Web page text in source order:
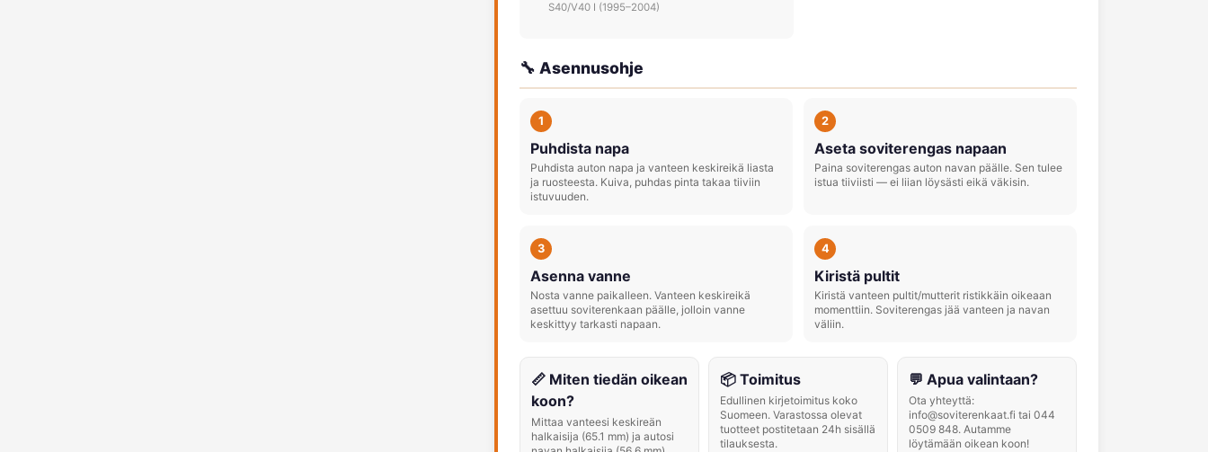
S40/V40 I (1995–2004)
🔧 Asennusohje
1
Puhdista napa
Puhdista auton napa ja vanteen keskireikä liasta
ja ruosteesta. Kuiva, puhdas pinta takaa tiiviin
istuvuuden.
2
Aseta soviterengas napaan
Paina soviterengas auton navan päälle. Sen tulee
istua tiiviisti — ei liian löysästi eikä väkisin.
3
Asenna vanne
Nosta vanne paikalleen. Vanteen keskireikä
asettuu soviterenkaan päälle, jolloin vanne
keskittyy tarkasti napaan.
4
Kiristä pultit
Kiristä vanteen pultit/mutterit ristikkäin oikeaan
momenttiin. Soviterengas jää vanteen ja navan
väliin.
📏 Miten tiedän oikean
koon?
Mittaa vanteesi keskireän
halkaisija (65.1 mm) ja autosi
📦 Toimitus
Edullinen kirjetoimitus koko
Suomeen. Varastossa olevat
tuotteet postitetaan 24h sisällä
tilauksesta.
💬 Apua valintaan?
Ota yhteyttä:
info@soviterenkaat.fi tai 044
0509 848. Autamme
löytämään oikean koon!